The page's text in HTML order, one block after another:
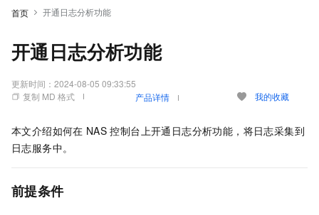
首页 开通日志分析功能
开通日志分析功能
更新时间： 2024-08-05 09:33:55
复制 MD 格式
产品详情 我的收藏
本文介绍如何在 NAS 控制台上开通日志分析功能，将日志采集到
日志服务中。
前提条件